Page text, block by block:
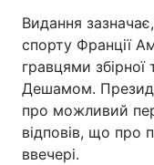
Видання
спорту Франції
гравцями
Дешамом.
про можливий
відповів, що про
ввечері.